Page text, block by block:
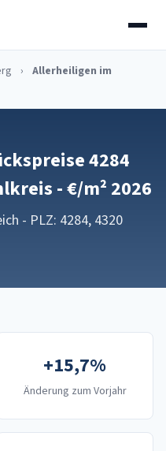
› Allerheiligen im
4284
- €/m² 2026
- PLZ: 4284, 4320
+15,7%
Änderung zum Vorjahr